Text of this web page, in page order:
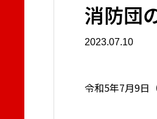
消防団
2023.07.10
令和5年7月9日（